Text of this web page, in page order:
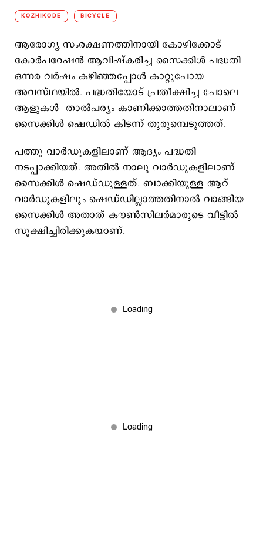
KOZHIKODE BICYCLE
ആരോഗ്യ സംരക്ഷണത്തിനായി കോഴിക്കോട്
കോര്‍പറേഷന്‍ ആവിഷ്കരിച്ച സൈക്കിള്‍ പദ്ധതി
ഒന്നര വര്‍ഷം കഴിഞ്ഞപ്പോള്‍ കാറ്റുപോയ
അവസ്ഥയില്‍. പദ്ധതിയോട് പ്രതീക്ഷിച്ച പോലെ
ആളുകള്‍ താല്‍പര്യം കാണിക്കാത്തതിനാലാണ്
സൈക്കിള്‍ ഷെഡില്‍ കിടന്ന് തുരുമ്പെടുത്തത്.
പത്തു വാര്‍ഡുകളിലാണ് ആദ്യം പദ്ധതി
നടപ്പാക്കിയത്. അതില്‍ നാലു വാര്‍ഡുകളിലാണ്
സൈക്കിള്‍ ഷെഡ്ഡുള്ളത്. ബാക്കിയുള്ള ആറ്
വാര്‍ഡുകളിലും ഷെഡ്ഡില്ലാത്തതിനാല്‍ വാങ്ങിയ
സൈക്കിള്‍ അതാത് കൗണ്‍സിലര്‍മാരുടെ വീട്ടില്‍
സൂക്ഷിച്ചിരിക്കുകയാണ്.